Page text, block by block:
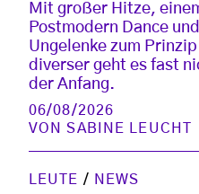
Mit großer Hitze,
Postmodern Dance
Ungelenke zum
diverser geht es fast
der Anfang.
06/08/2026
VONSABINE LEUCHT
LEUTE / NEWS